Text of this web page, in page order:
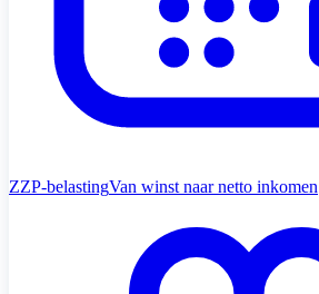
ZZP-belastingVan winst naar netto inkomen